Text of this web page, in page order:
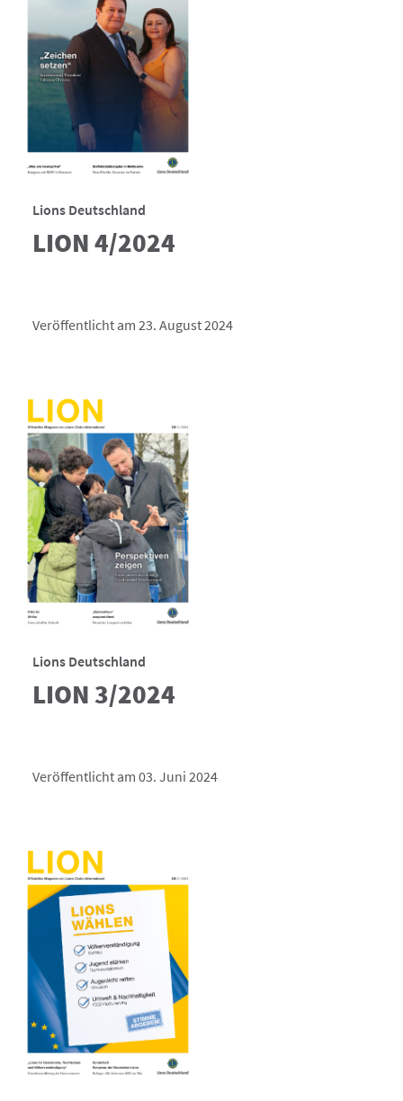
Lions Deutschland
LION 4/2024
Veröffentlicht am 23. August 2024
Lions Deutschland
LION 3/2024
Veröffentlicht am 03. Juni 2024